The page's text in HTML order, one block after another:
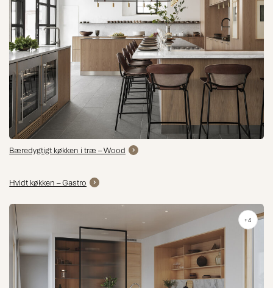
Bæredygtigt køkken i træ – Wood
Hvidt køkken – Gastro
+4